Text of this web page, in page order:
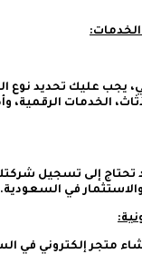
يجب عليك تحديد
الخدمات
تحتاج إلى تسجيل
في السعودية.